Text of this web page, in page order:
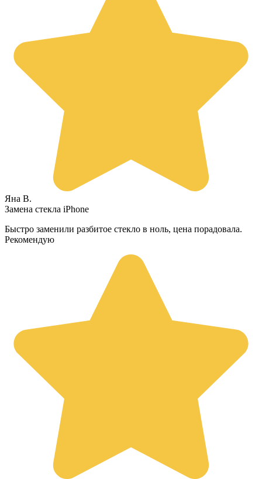
Яна В.
Замена стекла iPhone
Быстро заменили разбитое стекло в ноль, цена порадовала.
Рекомендую